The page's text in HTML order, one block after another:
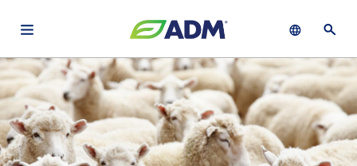
关于
ADM
可
持
Chinese (Simplified, China)
English (United States)
Search
By using ADM’s search function, you agree that your search queries
may be shared with third parties.